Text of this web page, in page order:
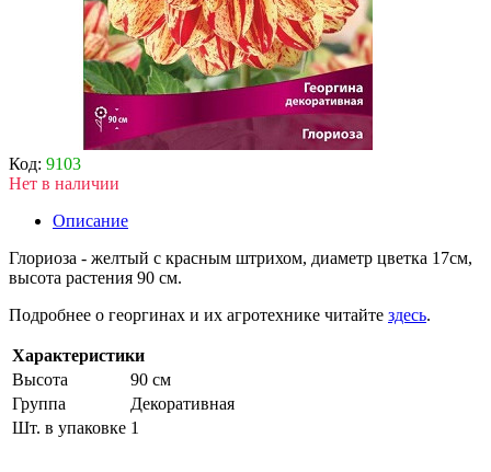
Код: 9103
Нет в наличии
Описание
Глориоза - желтый с красным штрихом, диаметр цветка 17см,
высота растения 90 см.
Подробнее о георгинах и их агротехнике читайте здесь.
Характеристики
Высота
90 см
Группа
Декоративная
Шт. в упаковке 1